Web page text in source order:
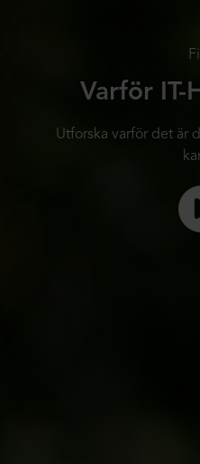
Varför IT-
Utforska varför det är